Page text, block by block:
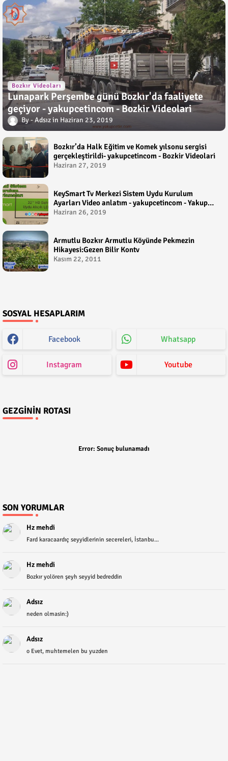
Bozkır Videoları
Lunapark Perşembe günü Bozkır'da faaliyete
geçiyor - yakupcetincom - Bozkir Videolari
Adsız Haziran 23, 2019
Bozkır’da Halk Eğitim ve Komek yılsonu sergisi
gerçekleştirildi- yakupcetincom - Bozkir Videolari
Haziran 27, 2019
KeySmart Tv Merkezi Sistem Uydu Kurulum
Ayarları Video anlatım - yakupcetincom - Yakup
Çetin
Haziran 26, 2019
Armutlu Bozkır Armutlu Köyünde Pekmezin
Hikayesi:Gezen Bilir Kontv
Kasım 22, 2011
SOSYAL HESAPLARIM
Facebook Whatsapp
Instagram Youtube
GEZGININ ROTASI
Error: Sonuç bulunamadı
SON YORUMLAR
Hz mehdi
Fard karacaardıç seyyidlerinin secereleri, İstanbu...
Hz mehdi
Bozkır yolören şeyh seyyid bedreddin
Adsız
neden olmasin:)
Adsız
o Evet, muhtemelen bu yuzden